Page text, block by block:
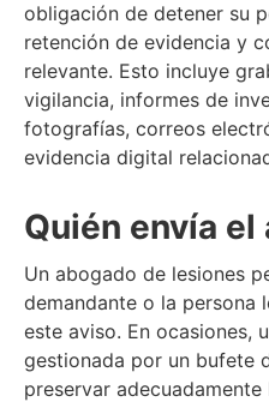
obligación de detener su
retención de evidencia y
relevante. Esto incluye
vigilancia, informes de
fotografías, correos
evidencia digital
Quién envía el
Un abogado de lesiones
demandante o la persona
este aviso. En ocasiones,
gestionada por un bufete
preservar